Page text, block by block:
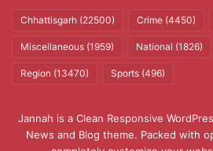
Chhattisgarh (22500) Crime (4450)
Miscellaneous (1959) National (1826)
Region (13470) Sports (496)
Jannah is a Clean Responsive
News and Blog theme. Packed with